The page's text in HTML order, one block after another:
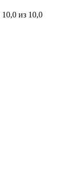
10,0 из 10,0